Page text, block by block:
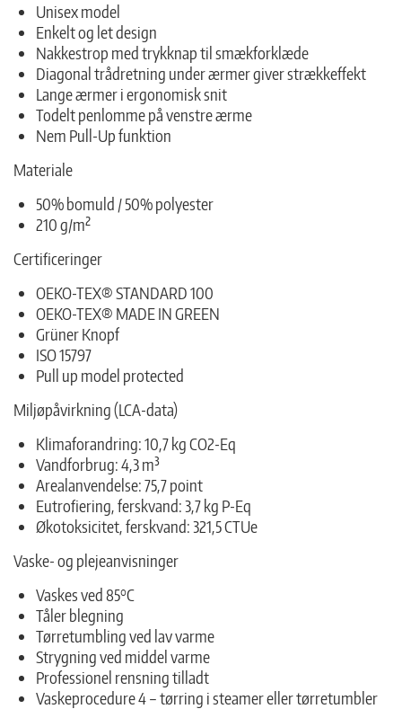
Unisex model
Enkelt og let design
Nakkestrop med trykknap til smækforklæde
Diagonal trådretning under ærmer giver strækkeffekt
Lange ærmer i ergonomisk snit
Todelt penlomme på venstre ærme
Nem Pull-Up funktion
Materiale
50% bomuld / 50% polyester
210 g/m²
Certificeringer
OEKO-TEX® STANDARD 100
OEKO-TEX® MADE IN GREEN
Grüner Knopf
ISO 15797
Pull up model protected
Miljøpåvirkning (LCA-data)
Klimaforandring: 10,7 kg CO2-Eq
Vandforbrug: 4,3 m³
Arealanvendelse: 75,7 point
Eutrofiering, ferskvand: 3,7 kg P-Eq
Økotoksicitet, ferskvand: 321,5 CTUe
Vaske- og plejeanvisninger
Vaskes ved 85°C
Tåler blegning
Tørretumbling ved lav varme
Strygning ved middel varme
Professionel rensning tilladt
Vaskeprocedure 4 – tørring i steamer eller tørretumbler